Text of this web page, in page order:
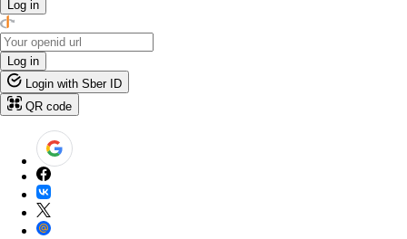
Log in
Log in
Login with Sber ID
QR code